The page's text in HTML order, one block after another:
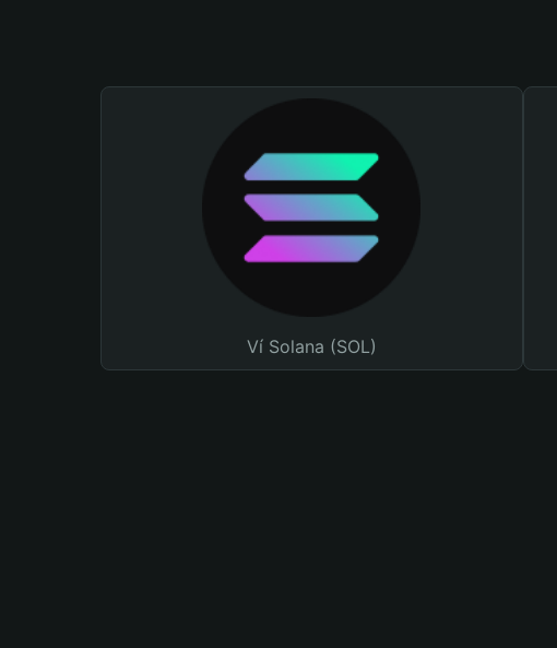
Ví Solana (SOL)